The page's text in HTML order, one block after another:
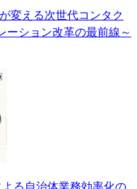
変える次世代コンタク
ーション改革の最前線～